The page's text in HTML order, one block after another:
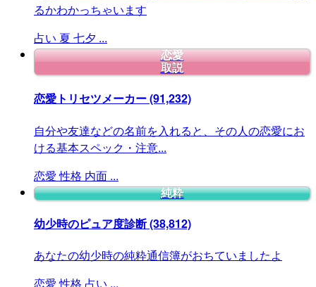
るかわかっちゃいます
占い 夏 七夕 ...
恋愛
取説
恋愛トリセツメーカー(91,232)
自分や友達などの名前を入れると、その人の恋愛にお
ける基本スペック・注意...
恋愛 性格 内面 ...
純粋
幼少時のピュア度診断(38,812)
あなたの幼少時の純粋通信簿がおちていましたよ
恋愛 性格 占い ...